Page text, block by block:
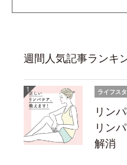
週間人気記事ランキ
ライフス
リン
リン
解消